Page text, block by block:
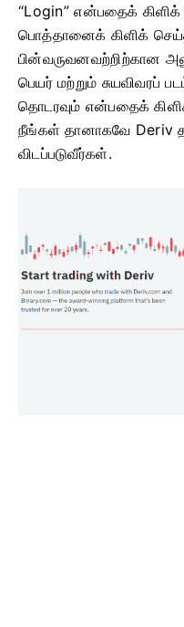
“Login” என்பதைக் கிளிக்
பொத்தானைக் கிளிக்
பின்வருவனவற்றிற்கான
பெயர் மற்றும் சுயவிவரப்
தொடரவும் என்பதைக்
நீங்கள் தானாகவே Deriv
விடப்படுவீர்கள்.